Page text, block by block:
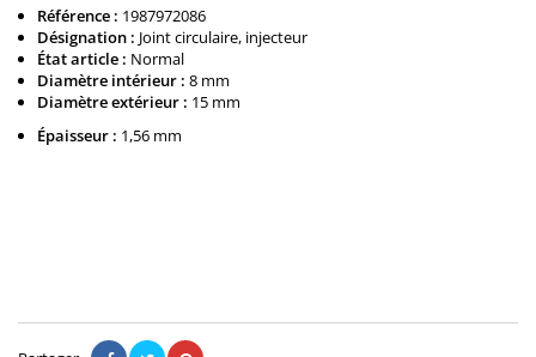
Référence : 1987972086
Désignation : Joint circulaire, injecteur
État article : Normal
Diamètre intérieur : 8 mm
Diamètre extérieur : 15 mm
Épaisseur : 1,56 mm